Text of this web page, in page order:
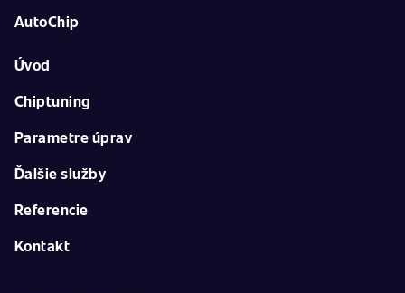
AutoChip
Úvod
Chiptuning
Parametre úprav
Ďalšie služby
Referencie
Kontakt